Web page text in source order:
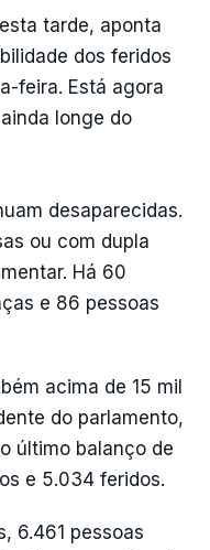
tarde, aponta
dos feridos
feira. Está agora
longe do
desaparecidas.
ou com dupla
Há 60
e 86 pessoas
acima de 15 mil
do parlamento,
último balanço de
e 5.034 feridos.
6.461 pessoas